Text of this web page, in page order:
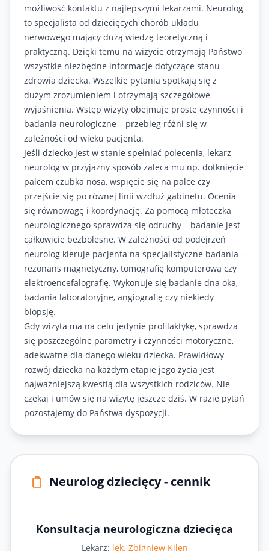
możliwość kontaktu z najlepszymi lekarzami. Neurolog
to specjalista od dziecięcych chorób układu
nerwowego mający dużą wiedzę teoretyczną i
praktyczną. Dzięki temu na wizycie otrzymają Państwo
wszystkie niezbędne informacje dotyczące stanu
zdrowia dziecka. Wszelkie pytania spotkają się z
dużym zrozumieniem i otrzymają szczegółowe
wyjaśnienia. Wstęp wizyty obejmuje proste czynności i
badania neurologiczne – przebieg różni się w
zależności od wieku pacjenta.
Jeśli dziecko jest w stanie spełniać polecenia, lekarz
neurolog w przyjazny sposób zaleca mu np. dotknięcie
palcem czubka nosa, wspięcie się na palce czy
przejście się po równej linii wzdłuż gabinetu. Ocenia
się równowagę i koordynację. Za pomocą młoteczka
neurologicznego sprawdza się odruchy – badanie jest
całkowicie bezbolesne. W zależności od podejrzeń
neurolog kieruje pacjenta na specjalistyczne badania –
rezonans magnetyczny, tomografię komputerową czy
elektroencefalografię. Wykonuje się badanie dna oka,
badania laboratoryjne, angiografię czy niekiedy
biopsję.
Gdy wizyta ma na celu jedynie profilaktykę, sprawdza
się poszczególne parametry i czynności motoryczne,
adekwatne dla danego wieku dziecka. Prawidłowy
rozwój dziecka na każdym etapie jego życia jest
najważniejszą kwestią dla wszystkich rodziców. Nie
czekaj i umów się na wizytę jeszcze dziś. W razie pytań
pozostajemy do Państwa dyspozycji.
Neurolog dziecięcy - cennik
Konsultacja neurologiczna dziecięca
Lekarz: lek. Zbigniew Kilen